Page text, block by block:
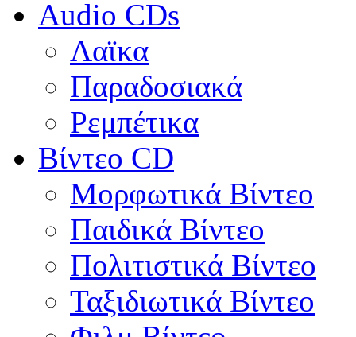
Audio CDs
Λαϊκα
Παραδοσιακά
Ρεμπέτικα
Βίντεο CD
Μορφωτικά Βίντεο
Παιδικά Βίντεο
Πολιτιστικά Βίντεο
Ταξιδιωτικά Βίντεο